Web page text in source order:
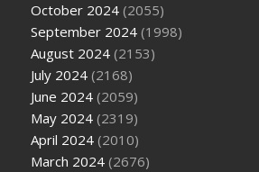
October 2024 (2055)
September 2024 (1998)
August 2024 (2153)
July 2024 (2168)
June 2024 (2059)
May 2024 (2319)
April 2024 (2010)
March 2024 (2676)